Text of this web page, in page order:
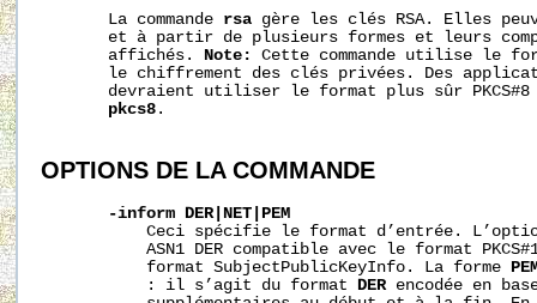
       La commande
rsa gère les clés RSA. Elles
et à partir de plusieurs formes et leurs
       affichés.
Note:
Cette commande utilise le
le chiffrement des clés privées. Des
devraient utiliser le format plus sûr
pkcs8 .
OPTIONS DE LA COMMANDE
-inform
DER|NET|PEM
Ceci spécifie le format d’entrée.
ASN1 DER compatible avec le format
           format SubjectPublicKeyInfo. La forme
           : il s’agit du format
DER encodée en